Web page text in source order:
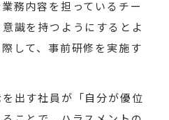
務内容を担っているチー
識を持つようにするとよ
して、事前研修を実施す
出す社員が「自分が優位